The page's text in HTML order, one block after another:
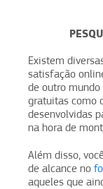
Existem
satisfação
de outro
gratuitas como
desenvolvidas
na hora de
Além disso,
de alcance no
aqueles que